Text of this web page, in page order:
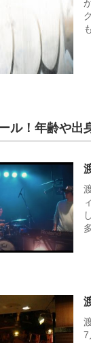
ル！年齢や出
7